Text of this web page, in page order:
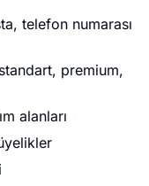
telefon numarası
premium,
alanları